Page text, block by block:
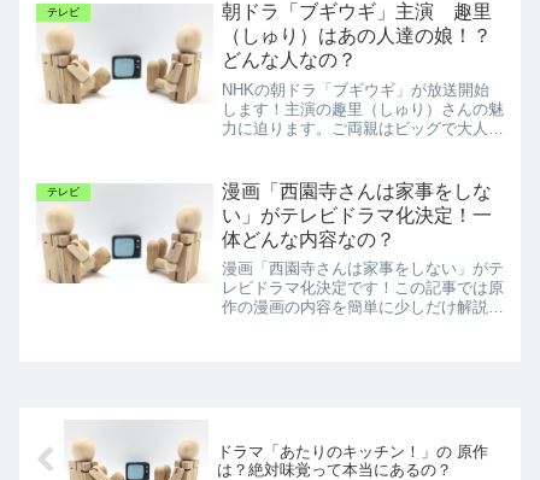
テレビ
朝ドラ「ブギウギ」主演 趣里
（しゅり）はあの人達の娘！？
どんな人なの？
NHKの朝ドラ「ブギウギ」が放送開始
します！主演の趣里（しゅり）さんの魅
力に迫ります。ご両親はビッグで大人気
テレビ
漫画「西園寺さんは家事をしな
い」がテレビドラマ化決定！一
体どんな内容なの？
漫画「西園寺さんは家事をしない」がテ
レビドラマ化決定です！この記事では原
作の漫画の内容を簡単に少しだけ解説。
ドラマ「あたりのキッチン！」の 原作
は？絶対味覚って本当にあるの？